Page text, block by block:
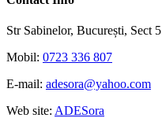
Str Sabinelor, București, Sect 5
Mobil: 0723 336 807
E-mail: adesora@yahoo.com
Web site: ADESora